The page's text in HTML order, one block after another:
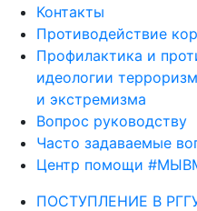
Контакты
Противодействие
Профилактика и
идеологии
и экстремизма
Вопрос руководству
Часто задаваемые
Центр помощи
ПОСТУПЛЕНИЕ В